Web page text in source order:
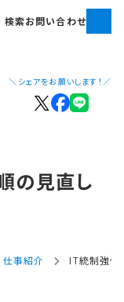
検索お問い合わせ
＼シェアをお願いします！／
の​見直し
仕事紹介 IT統制強化